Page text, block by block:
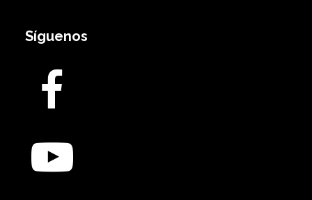
Síguenos